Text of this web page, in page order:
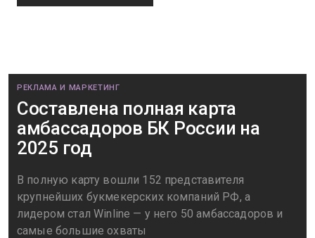
РЕКЛАМА И МАРКЕТИНГ
Составлена полная карта
амбассадоров БК России на
2025 год
В полную карту вошли 152 представителя
крупнейших букмекерских компаний РФ, а
лидером стал Winline — у него 50 амбассадоров и
самые большие охваты